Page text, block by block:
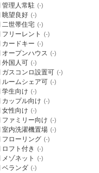
管理人常駐 (-)
眺望良好 (-)
二世帯住宅 (-)
フリーレント (-)
カードキー (-)
オープンハウス (-)
外国人可 (-)
ガスコンロ設置可 (-)
ルームシェア可 (-)
学生向け (-)
カップル向け (-)
女性向け (-)
ファミリー向け (-)
室内洗濯機置場 (-)
フローリング (-)
ロフト付き (-)
メゾネット (-)
ベランダ (-)